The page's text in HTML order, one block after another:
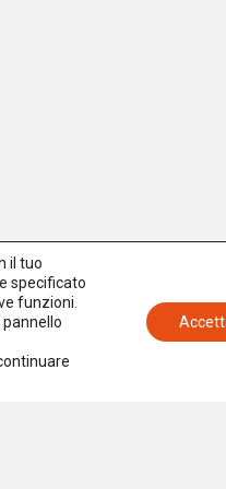
il tuo
specificato
funzioni.